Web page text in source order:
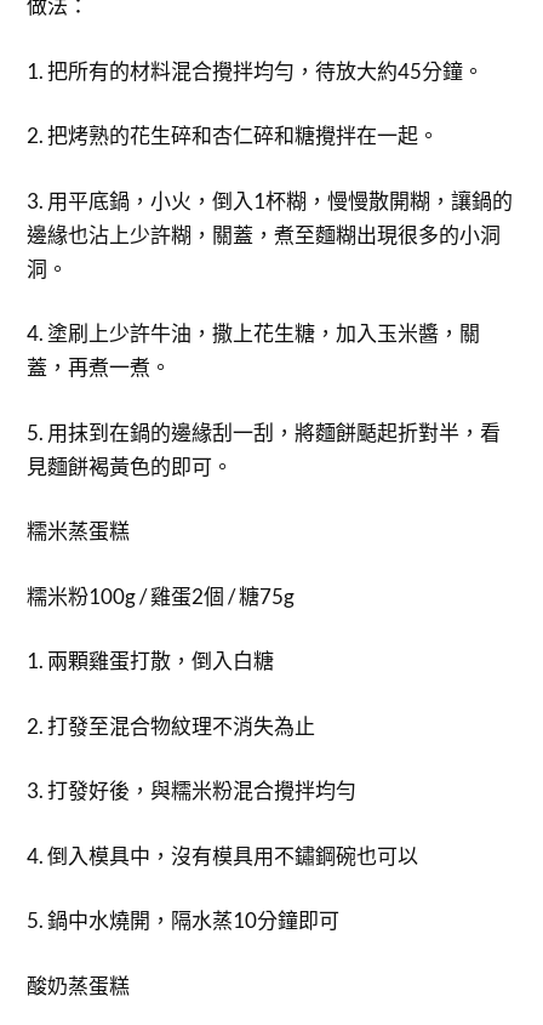
做法：
1. 把所有的材料混合攪拌均勻，待放大約45分鐘。
2. 把烤熟的花生碎和杏仁碎和糖攪拌在一起。
3. 用平底鍋，小火，倒入1杯糊，慢慢散開糊，讓鍋的
邊緣也沾上少許糊，關蓋，煮至麵糊出現很多的小洞
洞。
4. 塗刷上少許牛油，撒上花生糖，加入玉米醬，關
蓋，再煮一煮。
5. 用抹到在鍋的邊緣刮一刮，將麵餅颳起折對半，看
見麵餅褐黃色的即可。
糯米蒸蛋糕
糯米粉100g / 雞蛋2個 / 糖75g
1. 兩顆雞蛋打散，倒入白糖
2. 打發至混合物紋理不消失為止
3. 打發好後，與糯米粉混合攪拌均勻
4. 倒入模具中，沒有模具用不鏽鋼碗也可以
5. 鍋中水燒開，隔水蒸10分鐘即可
酸奶蒸蛋糕